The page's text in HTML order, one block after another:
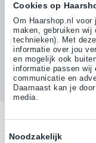
Cookies op
Om Haarshop.nl
maken, gebruiken wij
technieken). Met
informatie over jou
en mogelijk ook
informatie passen wij
communicatie en
Daarnaast kan je
media.
Noodzakelijk
Contact
Overzicht
Volg ons